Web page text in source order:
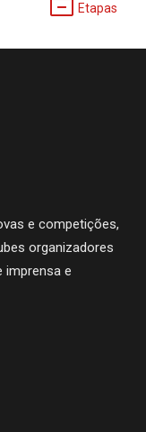
Etapas
e competições,
organizadores
imprensa e